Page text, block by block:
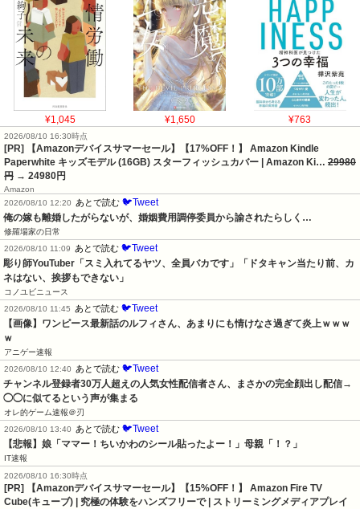
¥1,045 ¥1,650 ¥763
2026/08/10 16:30時点
[PR] 【Amazonデバイスサマーセール】【17%OFF！】 Amazon Kindle
Paperwhite キッズモデル (16GB) スターフィッシュカバー | Amazon Ki… 29980
円 → 24980円
Amazon
2026/08/10 12:20
あとで読む 🐦Tweet
俺の嫁も離婚したがらないが、婚姻費用調停委員から諭されたらしく…
修羅場家の日常
2026/08/10 11:09
あとで読む 🐦Tweet
彫り師YouTuber「スミ入れてるヤツ、全員バカです」「ドタキャン当たり前、カ
ネはない、挨拶もできない」
コノユビニュース
2026/08/10 11:45
あとで読む 🐦Tweet
【画像】ワンピース最新話のルフィさん、あまりにも情けなさ過ぎて炎上ｗｗｗ
ｗ
アニゲー速報
2026/08/10 12:40
あとで読む 🐦Tweet
チャンネル登録者30万人超えの人気女性配信者さん、まさかの完全顔出し配信→
◯◯に似てるという声が集まる
オレ的ゲーム速報＠刃
2026/08/10 13:40
あとで読む 🐦Tweet
【悲報】娘「ママー！ちいかわのシール貼ったよー！」母親「！？」
IT速報
2026/08/10 16:30時点
[PR] 【Amazonデバイスサマーセール】【15%OFF！】 Amazon Fire TV
Cube(キューブ) | 究極の体験をハンズフリーで | ストリーミングメディアプレイ